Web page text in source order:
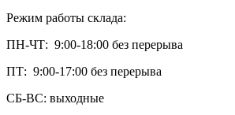
Режим работы склада:
ПН-ЧТ: 9:00-18:00 без перерыва
ПТ: 9:00-17:00 без перерыва
СБ-ВС: выходные